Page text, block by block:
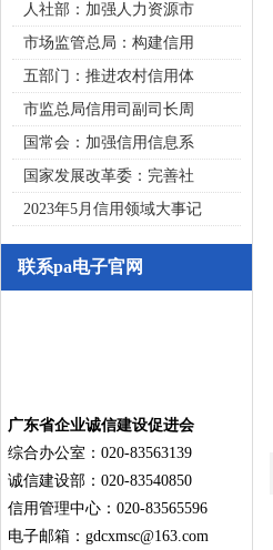
人社部：加强人力资源市
市场监管总局：构建信用
五部门：推进农村信用体
市监总局信用司副司长周
国常会：加强信用信息系
国家发展改革委：完善社
2023年5月信用领域大事记
联系pa电子官网
广东省企业诚信建设促进会
综合办公室：020-83563139
诚信建设部：020-83540850
信用管理中心：020-83565596
电子邮箱： gdcxmsc@163.com